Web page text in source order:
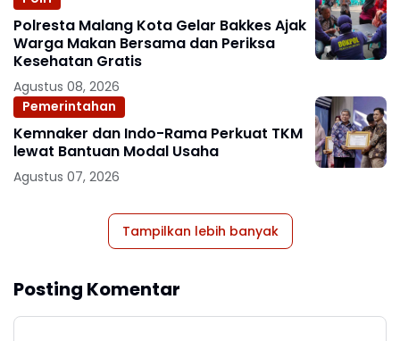
Polresta Malang Kota Gelar Bakkes Ajak
Warga Makan Bersama dan Periksa
Kesehatan Gratis
Agustus 08, 2026
Pemerintahan
Kemnaker dan Indo-Rama Perkuat TKM
lewat Bantuan Modal Usaha
Agustus 07, 2026
Tampilkan lebih banyak
Posting Komentar